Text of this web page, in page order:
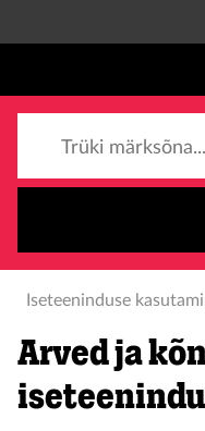
Iseteeninduse
Arved ja